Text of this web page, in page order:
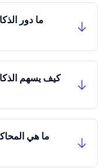
ما دور
كيف يسهم
ما هي